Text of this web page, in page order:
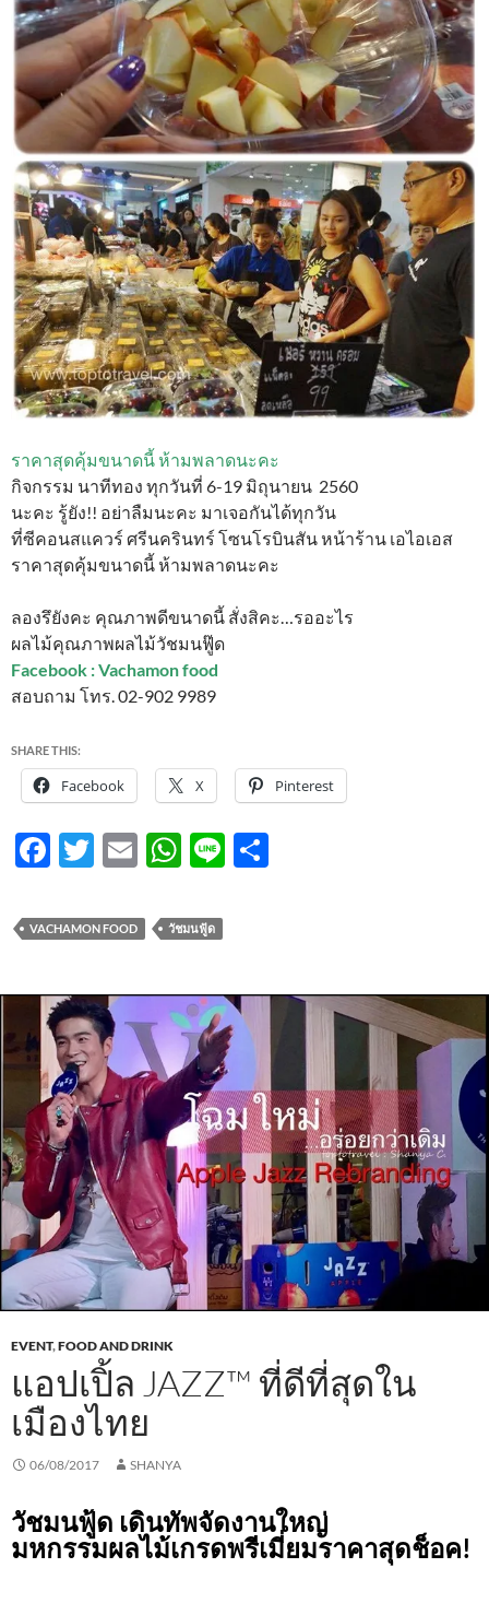
ราคาสุดคุ้มขนาดนี้ ห้ามพลาดนะคะ
กิจกรรม นาทีทอง ทุกวันที่ 6-19 มิถุนายน 2560
นะคะ รู้ยัง!! อย่าลืมนะคะ มาเจอกันได้ทุกวัน
ที่ซีคอนสแควร์ ศรีนครินทร์ โซนโรบินสัน หน้าร้าน เอไอเอส
ราคาสุดคุ้มขนาดนี้ ห้ามพลาดนะคะ
ลองรึยังคะ คุณภาพดีขนาดนี้ สั่งสิคะ…รออะไร
ผลไม้คุณภาพผลไม้วัชมนฟู๊ด
Facebook : Vachamon food
สอบถาม โทร. 02-902 9989
SHARE THIS:
Facebook X Pinterest
F
e
o
o
k
T
itt
E
ail
W
at
A
p
p
Li
VACHAMON FOOD วัชมนฟู้ด
EVENT,FOOD AND DRINK
แอปเปิ้ล JAZZ™ ที่ดีที่สุดใน
เมืองไทย
06/08/2017 SHANYA
วัชมนฟู้ด เดินทัพจัดงานใหญ่
มหกรรมผลไม้เกรดพรีเมี่ยมราคาสุดช็อค!